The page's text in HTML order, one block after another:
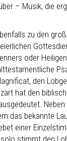
– Musik, die
zu den
oder
den
hat den
das bekannte
einer